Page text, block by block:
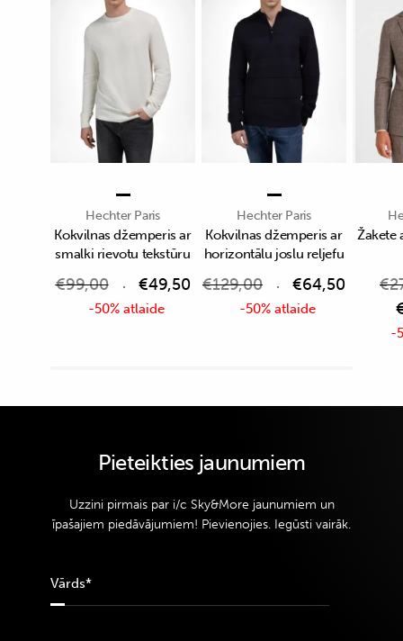
Hechter Paris
Kokvilnas džemperis ar
smalki rievotu tekstūru
€99,00 €49,50
-50% atlaide
Hechter Paris
Kokvilnas džemperis ar
horizontālu joslu reljefu
€129,00 €64,50
-50% atlaide
Žakete
€
-
Pieteikties jaunumiem
Uzzini pirmais par i/c Sky&More jaunumiem un
īpašajiem piedāvājumiem! Pievienojies. Iegūsti vairāk.